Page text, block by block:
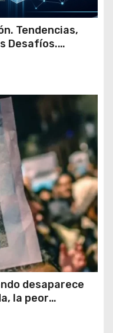
Tendencias,
Desafíos.
2026
desaparece
la peor
seguir